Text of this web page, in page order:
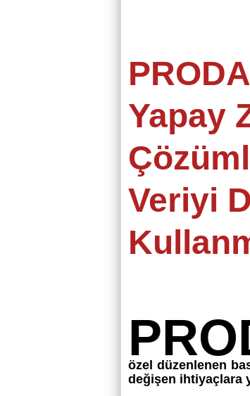
Yapay
Veriyi
özel düzenlenen
değişen ihtiyaçlara